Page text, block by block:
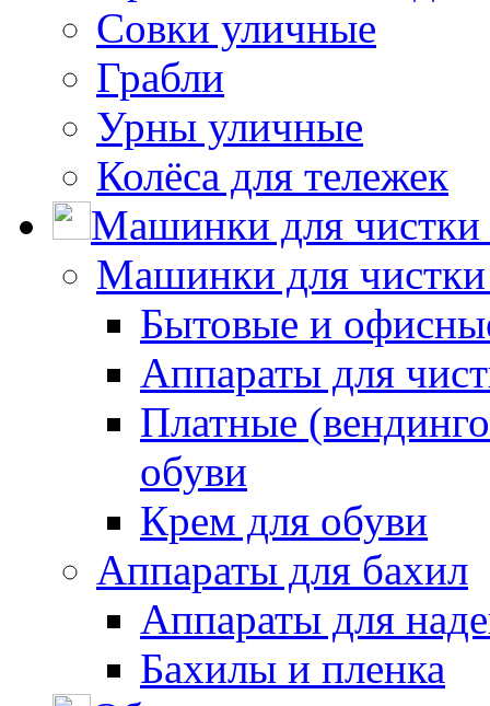
Совки уличные
Грабли
Урны уличные
Колёса для тележек
Машинки для чистки
Машинки для
Бытовые и
Аппараты для
Платные
обуви
Крем для обуви
Аппараты для бахил
Аппараты для
Бахилы и пленка